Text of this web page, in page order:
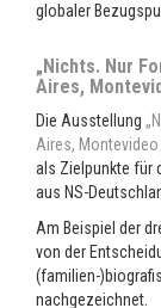
globaler
„Nichts. Nur
Aires,
Die Ausstellung
Aires,
als Zielpunkte für
aus NS-
Am Beispiel der
von der
(familien-
nachgezeichnet.